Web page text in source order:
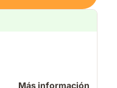
Más información